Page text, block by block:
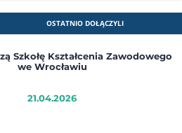
OSTATNIO DOŁĄCZYLI
Szkołę Kształcenia Zawodowego
we Wrocławiu
21.04.2026